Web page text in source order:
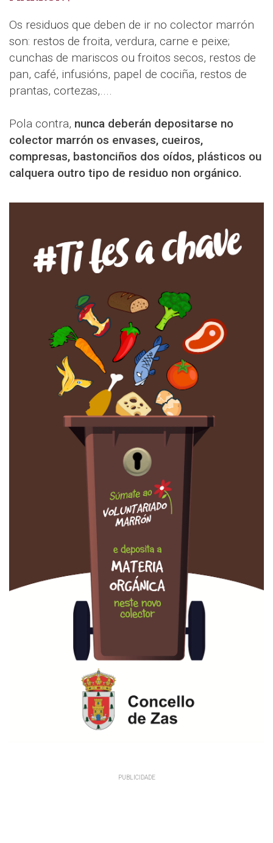
Os residuos que deben de ir no colector marrón
son: restos de froita, verdura, carne e peixe;
cunchas de mariscos ou froitos secos, restos de
pan, café, infusións, papel de cociña, restos de
prantas, cortezas,....
Pola contra, nunca deberán depositarse no
colector marrón os envases, cueiros,
compresas, bastonciños dos oídos, plásticos ou
calquera outro tipo de residuo non orgánico.